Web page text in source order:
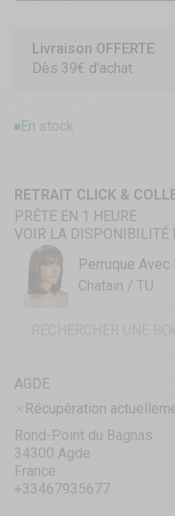
Livraison OFFERTE
Dès 39€ d'achat
En stock
RETRAIT CLICK &
PRÊTE EN 1 HEURE
VOIR LA DISPONIBILITÉ
Perruque Avec
Chatain / TU
AGDE
Récupération
Rond-Point du Bagnas
34300 Agde
France
+33467935677